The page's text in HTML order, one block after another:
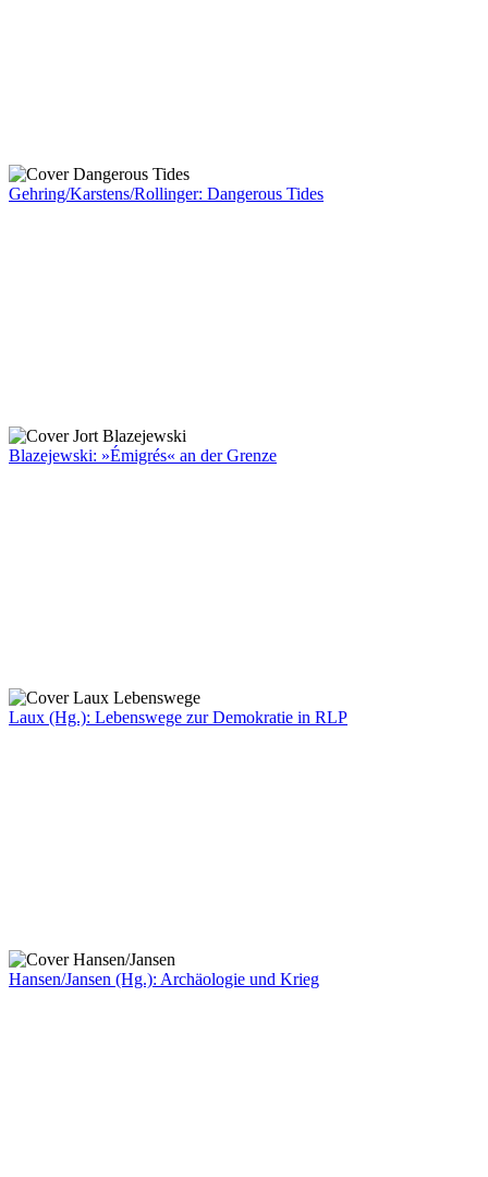
Gehring/Karstens/Rollinger: Dangerous Tides
Blazejewski: »Émigrés« an der Grenze
Laux (Hg.): Lebenswege zur Demokratie in RLP
Hansen/Jansen (Hg.): Archäologie und Krieg